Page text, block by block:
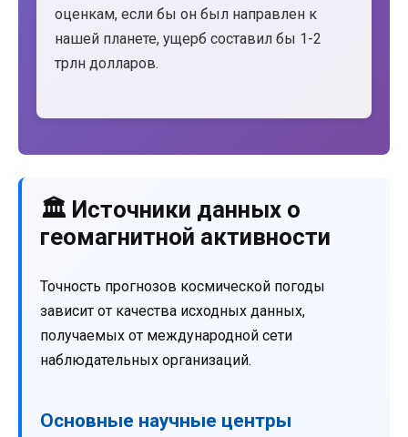
оценкам, если бы он был направлен к
нашей планете, ущерб составил бы 1-2
трлн долларов.
🏛️ Источники данных о
геомагнитной активности
Точность прогнозов космической погоды
зависит от качества исходных данных,
получаемых от международной сети
наблюдательных организаций.
Основные научные центры